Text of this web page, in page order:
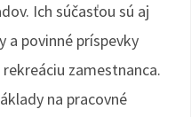
Ich súčasťou sú aj
a povinné príspevky
zamestnanca.
na pracovné